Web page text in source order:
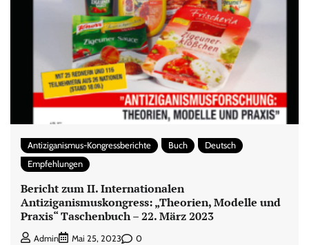
Antiziganismus-Kongressberichte Buch
Deutsch
Empfehlungen
Bericht zum II. Internationalen
Antiziganismuskongress: „Theorien, Modelle und
Praxis“ Taschenbuch – 22. März 2023
Admin Mai 25, 2023 0